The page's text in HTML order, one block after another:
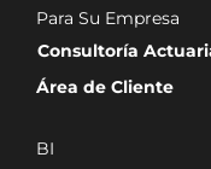
Para Su Empresa
Consultoría
Área de Cliente
BI